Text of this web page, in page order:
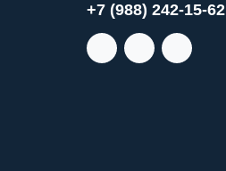
+7 (988) 242-15-62